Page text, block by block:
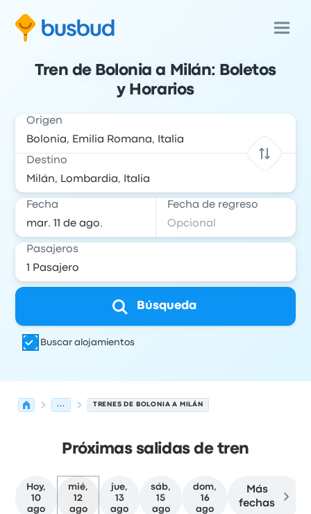
Tren de Bolonia a Milán: Boletos
y Horarios
Origen
Destino
Fecha Fecha de regreso
Pasajeros
Búsqueda
Buscar alojamientos
... TRENES DE BOLONIA A MILÁN
Próximas salidas de tren
Hoy,
10
ago
mié,
12
ago
jue,
13
ago
sáb,
15
ago
dom,
16
ago
Más
fechas